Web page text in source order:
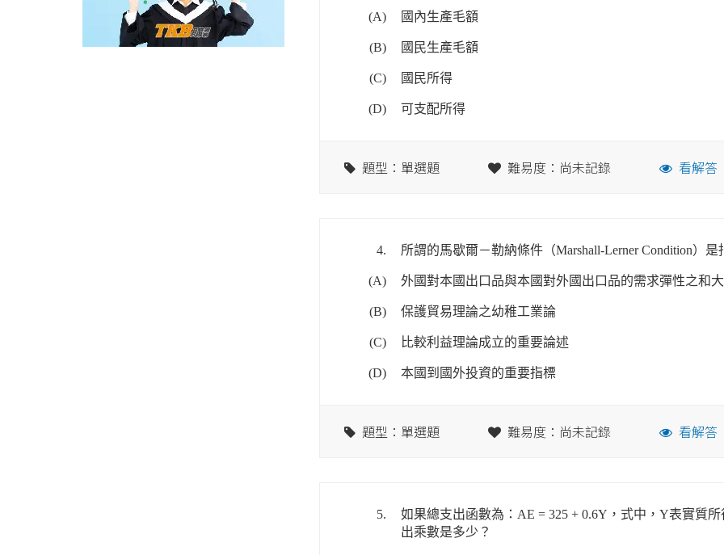
(A) 國內生產毛額
(B) 國民生產毛額
(C) 國民所得
(D) 可支配所得
題型：單選題 難易度：尚未記錄 看解答
4. 所謂的馬歇爾－勒納條件（Marshall-Lerner Condition）是
(A) 外國對本國出口品與本國對外國出口品的需求彈性之和大
(B) 保護貿易理論之幼稚工業論
(C) 比較利益理論成立的重要論述
(D) 本國到國外投資的重要指標
題型：單選題 難易度：尚未記錄 看解答
5.
如果總支出函數為：AE = 325 + 0.6Y，式中，Y表實質
出乘數是多少？